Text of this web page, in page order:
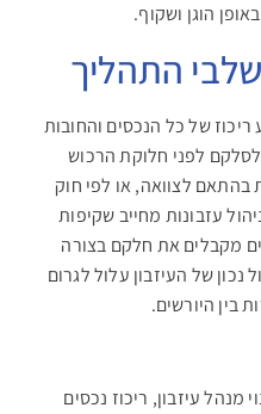
הוגן ושקוף.
התהליך
של כל הנכסים והחובות
לפני חלוקת הרכוש
בהתאם לצוואה, או לפי חוק
עזבונות מחייב שקיפות
מקבלים את חלקם בצורה
נכון של העיזבון עלול לגרום
בין היורשים.
מנהל עיזבון, ריכוז נכסים